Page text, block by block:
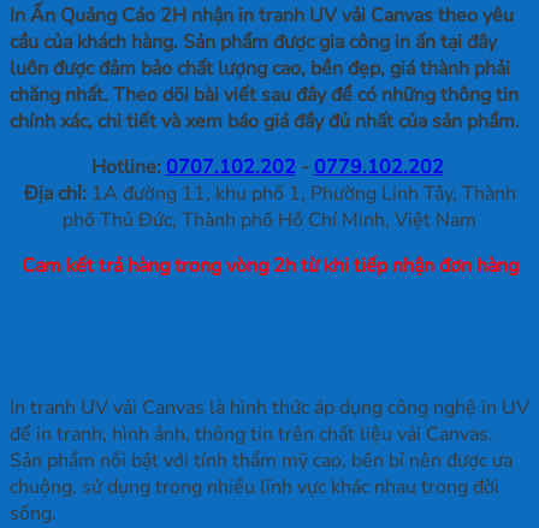
In Ấn Quảng Cáo 2H nhận in tranh UV vải Canvas theo yêu
cầu của khách hàng. Sản phẩm được gia công in ấn tại đây
luôn được đảm bảo chất lượng cao, bền đẹp, giá thành phải
chăng nhất. Theo dõi bài viết sau đây để có những thông tin
chính xác, chi tiết và xem báo giá đầy đủ nhất của sản phẩm.
Hotline: 0707.102.202- 0779.102.202
Địa chỉ:1A đường 11, khu phố 1, Phường Linh Tây, Thành
phố Thủ Đức, Thành phố Hồ Chí Minh, Việt Nam
Cam kết trả hàng trong vòng 2h từ khi tiếp nhận đơn hàng
In tranh UV vải Canvas là hình thức áp dụng công nghệ in UV
để in tranh, hình ảnh, thông tin trên chất liệu vải Canvas.
Sản phẩm nổi bật với tính thẩm mỹ cao, bền bỉ nên được ưa
chuộng, sử dụng trong nhiều lĩnh vực khác nhau trong đời
sống.